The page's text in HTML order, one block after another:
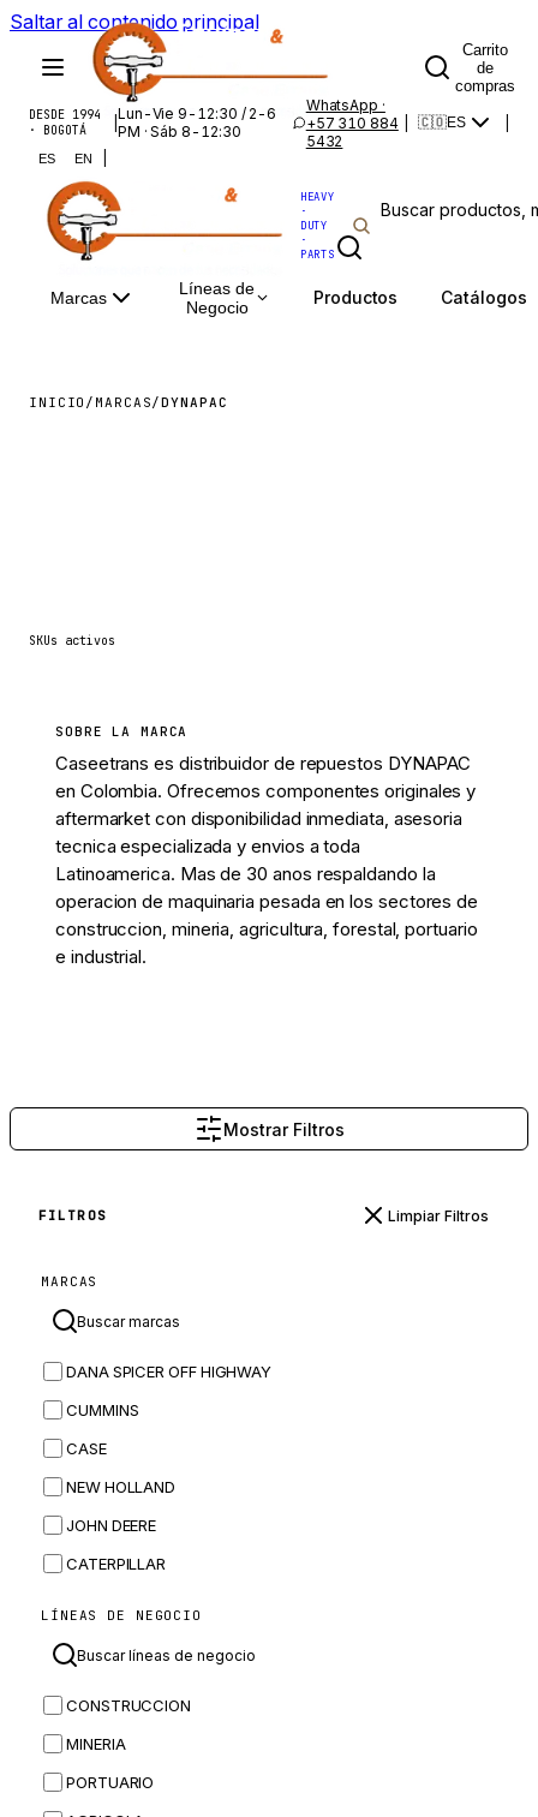
Saltar al contenido principal
Carrito
de
compras
DESDE 1994
· BOGOTÁ
Lun-Vie 9-12:30 / 2-6
PM · Sáb 8-12:30
WhatsApp ·
+57 310 884
5432
🇨🇴ES
ES EN
HEAVY
·
DUTY
·
PARTS
Marcas
Líneas de
Negocio
Productos Catálogos
INICIO / MARCAS/DYNAPAC
SKUs activos
SOBRE LA MARCA
Caseetrans es distribuidor de repuestos DYNAPAC
en Colombia. Ofrecemos componentes originales y
aftermarket con disponibilidad inmediata, asesoria
tecnica especializada y envios a toda
Latinoamerica. Mas de 30 anos respaldando la
operacion de maquinaria pesada en los sectores de
construccion, mineria, agricultura, forestal, portuario
e industrial.
Mostrar Filtros
FILTROS Limpiar Filtros
MARCAS
DANA SPICER OFF HIGHWAY
CUMMINS
CASE
NEW HOLLAND
JOHN DEERE
CATERPILLAR
MASSEY FERGUSON
BOBCAT
JCB
KOMATSU
LÍNEAS DE NEGOCIO
CONSTRUCCION
MINERIA
PORTUARIO